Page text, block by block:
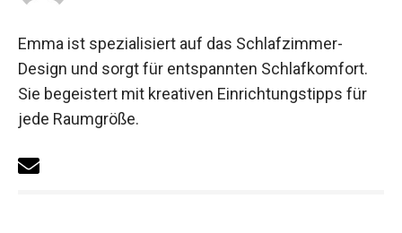
Emma ist spezialisiert auf das Schlafzimmer-
Design und sorgt für entspannten Schlafkomfort.
Sie begeistert mit kreativen Einrichtungstipps für
jede Raumgröße.